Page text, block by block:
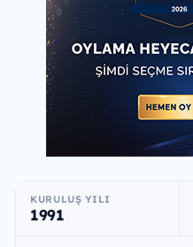
KURULUŞ YILI
1991